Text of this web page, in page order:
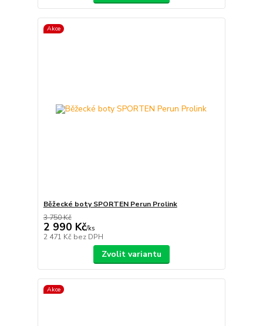
Akce
Běžecké boty SPORTEN Perun Prolink
3 750 Kč
2 990 Kč/ks
2 471 Kč bez DPH
Zvolit variantu
Akce